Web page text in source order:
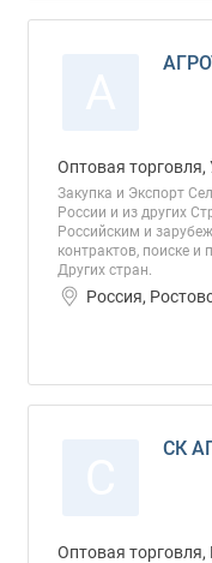
Оптовая торговля,
Закупка и Экспорт
России и из других
Российским и
контрактов, поиске и
Других стран.
Россия,
СК
Оптовая